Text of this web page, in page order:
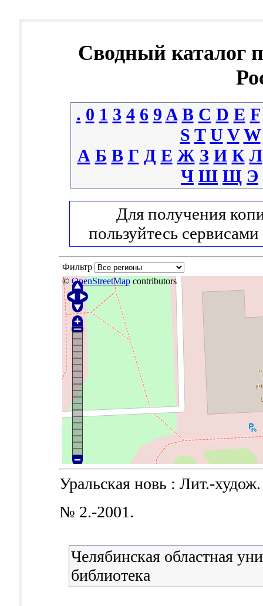
Сводный каталог
. 0 1 3 4 6 9 A B C D E F
S T U V W
А Б В Г Д Е Ж З И К Л
Ч Ш Щ Э
Для получения
пользуйтесь сервисами
Фильтр
© OpenStreetMap contributors
Уральская новь : Лит.-
№ 2.-2001.
Челябинская областная
библиотека